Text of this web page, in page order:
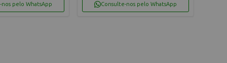
nos pelo WhatsApp Consulte-nos pelo WhatsApp